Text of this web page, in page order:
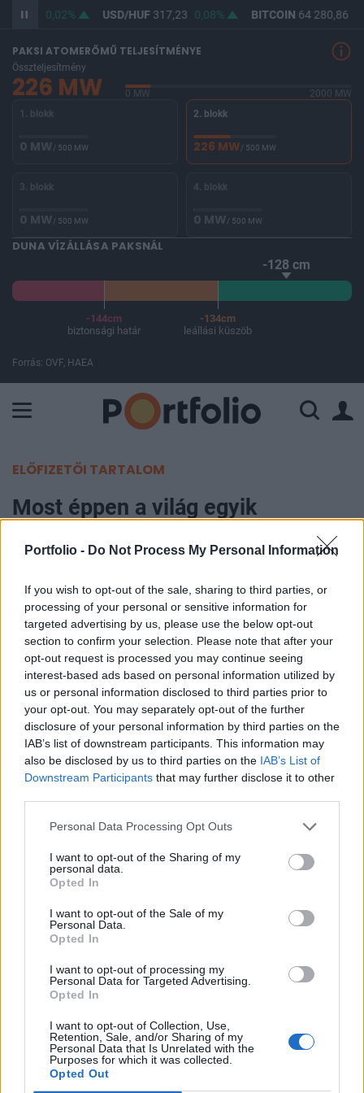
Portfolio - Do Not Process My Personal Information
If you wish to opt-out of the sale, sharing to third parties, or
processing of your personal or sensitive information for
targeted advertising by us, please use the below opt-out
section to confirm your selection. Please note that after your
opt-out request is processed you may continue seeing
interest-based ads based on personal information utilized by
us or personal information disclosed to third parties prior to
your opt-out. You may separately opt-out of the further
disclosure of your personal information by third parties on the
IAB’s list of downstream participants. This information may
also be disclosed by us to third parties on the IAB’s List of
Downstream Participants that may further disclose it to other
Personal Data Processing Opt Outs
I want to opt-out of the Sharing of my
personal data.
Opted In
I want to opt-out of the Sale of my
Personal Data.
Opted In
I want to opt-out of processing my
Personal Data for Targeted Advertising.
Opted In
I want to opt-out of Collection, Use,
Retention, Sale, and/or Sharing of my
Personal Data that Is Unrelated with the
Purposes for which it was collected.
Opted Out
365,49 0,02% USD/HUF317,23 0,08% BITCOIN 64 280,86
PAKSI ATOMERŐMŰ TELJESÍTMÉNYE
Összteljesítmény
226 MW 0 MW
2000 MW
1. blokk
0 MW/ 500 MW
2. blokk
226 MW/ 500 MW
3. blokk
0 MW/ 500 MW
4. blokk
0 MW/ 500 MW
DUNA VÍZÁLLÁSA PAKSNÁL
-128 cm
-144cm
biztonsági határ
-134cm
leállási küszöb
Forrás: OVF, HAEA
ELŐFIZETŐI TARTALOM
Most éppen a világ egyik
legnépszerűbb videojátékával van
baja Moszkvának, de van egy
csavar a történetben
Portfolio
2025. április 29. 20:49
A Techspot értesülései szerint Oroszországban
"szélsőséges tevékenység" miatt indítanának
eljárást a rendkívül népszerű videojáték, a World
of Tanks fejlesztője, a Wargaming ellen.
A Wargaming egy fehérorosz játékfejlesztő vállalat, ami az
ingyenesen játszható World of... széria miatt vált ismertté.
Moszkva most bejelentette, hogy a fejlesztőgárda
vagyonukat befagyasztják. A radikális döntésre
valószínűleg két párhuzamos tényező vezette rá az
A keresett cikk a portfolio.hu hírarchívumához
tartozik, melynek olvasása előfizetéses
regisztrációhoz kötött.
Az előfizetés a következőket tartalmazza:
Portfolio.hu teljes cikkarchívum